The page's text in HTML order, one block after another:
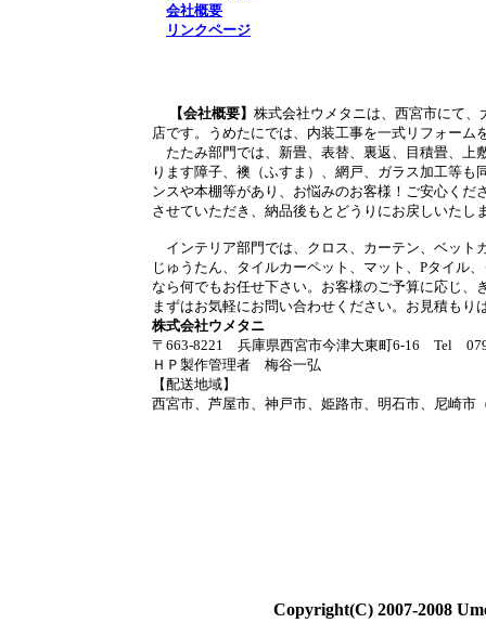
会社概要
リンクページ
【会社概要】 株式会社ウメタニは、西宮市にて
店です。うめたにでは、内装工事を一式リフォーム
たたみ部門では、新畳、表替、裏返、目積畳、上
ります障子、襖（ふすま）、網戸、ガラス加工等
ンスや本棚等があり、お悩みのお客様！ご安心く
させていただき、納品後もとどうりにお戻しいたし
インテリア部門では、クロス、カーテン、ベット
じゅうたん、タイルカーペット、マット、Pタイル
なら何でもお任せ下さい。お客様のご予算に応じ、
まずはお気軽にお問い合わせください。お見積もり
株式会社ウメタニ
〒663-8221 兵庫県西宮市今津大東町6-16 Tel
ＨＰ製作管理者 梅谷一弘
【配送地域】
西宮市、芦屋市、神戸市、姫路市、明石市、尼崎市
Copyright(C) 2007-2008